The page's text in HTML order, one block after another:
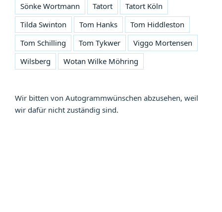
Sönke Wortmann
Tatort
Tatort Köln
Tilda Swinton
Tom Hanks
Tom Hiddleston
Tom Schilling
Tom Tykwer
Viggo Mortensen
Wilsberg
Wotan Wilke Möhring
Wir bitten von Autogrammwünschen abzusehen, weil
wir dafür nicht zuständig sind.